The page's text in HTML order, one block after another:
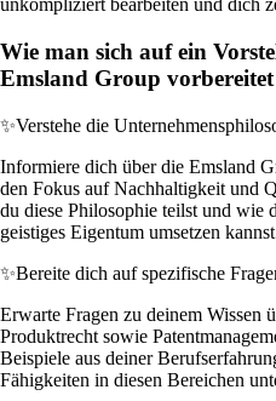
unkompliziert bearbeiten und dich
Wie man sich auf ein
Emsland Group vorbereitet
✨Verstehe die
Informiere dich über die Emsland
den Fokus auf Nachhaltigkeit und
du diese Philosophie teilst und wie
geistiges Eigentum umsetzen
✨Bereite dich auf spezifische
Erwarte Fragen zu deinem Wissen
Produktrecht sowie
Beispiele aus deiner
Fähigkeiten in diesen Bereichen